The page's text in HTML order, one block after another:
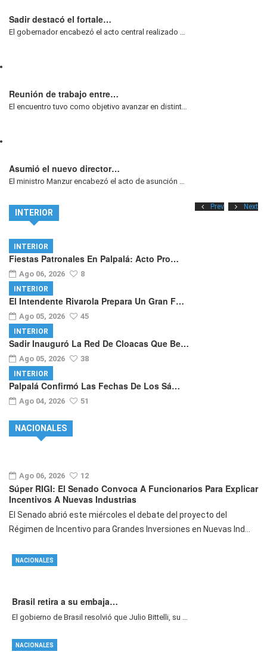
Sadir destacó el fortale…
El gobernador encabezó el acto central realizado …
Reunión de trabajo entre…
El encuentro tuvo como objetivo avanzar en distint…
Asumió el nuevo director…
El ministro Manzur encabezó el acto de asunción …
INTERIOR
Prev Next
Fiestas Patronales En Palpalá: Acto Pro…
Ago 06, 2026 8
INTERIOR
El Intendente Rivarola Prepara Un Gran F…
Ago 05, 2026 45
INTERIOR
Sadir Inauguró La Red De Cloacas Que Be…
Ago 05, 2026 38
INTERIOR
Palpalá Confirmó Las Fechas De Los Sá…
Ago 04, 2026 51
INTERIOR
NACIONALES
Ago 06, 2026 12
Súper RIGI: El Senado Convoca A Funcionarios Para Explicar
Incentivos A Nuevas Industrias
El Senado abrió este miércoles el debate del proyecto del
Régimen de Incentivo para Grandes Inversiones en Nuevas Ind...
Brasil retira a su embaja…
El gobierno de Brasil resolvió que Julio Bittelli, su …
NACIONALES
NACIONALES